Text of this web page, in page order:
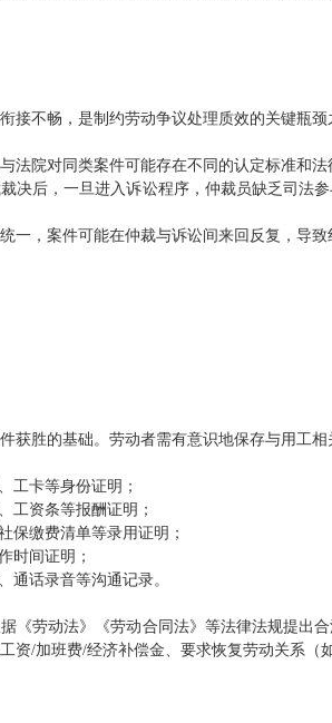
接不畅，是制约劳动争议处理质效的关键瓶颈
与法院对同类案件可能存在不同的认定标准和法
决后，一旦进入诉讼程序，仲裁员缺乏司法
一，案件可能在仲裁与诉讼间来回反复，导致
获胜的基础。劳动者需有意识地保存与用工相
工卡等身份证明；
工资条等报酬证明；
保缴费清单等录用证明；
时间证明；
通话录音等沟通记录。
据《劳动法》《劳动合同法》等法律法规提出
资/加班费/经济补偿金、要求恢复劳动关系（